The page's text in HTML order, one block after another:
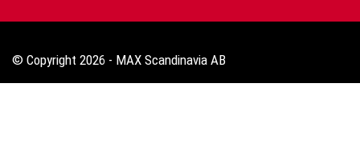
© Copyright 2026 - MAX Scandinavia AB